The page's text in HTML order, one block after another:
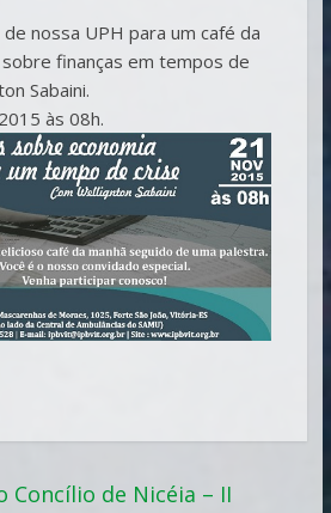
nossa UPH para um café da
finanças em tempos de
Sabaini.
às 08h.
Concílio de Nicéia – II